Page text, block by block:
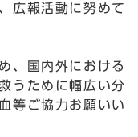
広報活動に努めて
、国内外における
うために幅広い分
等ご協力お願いい